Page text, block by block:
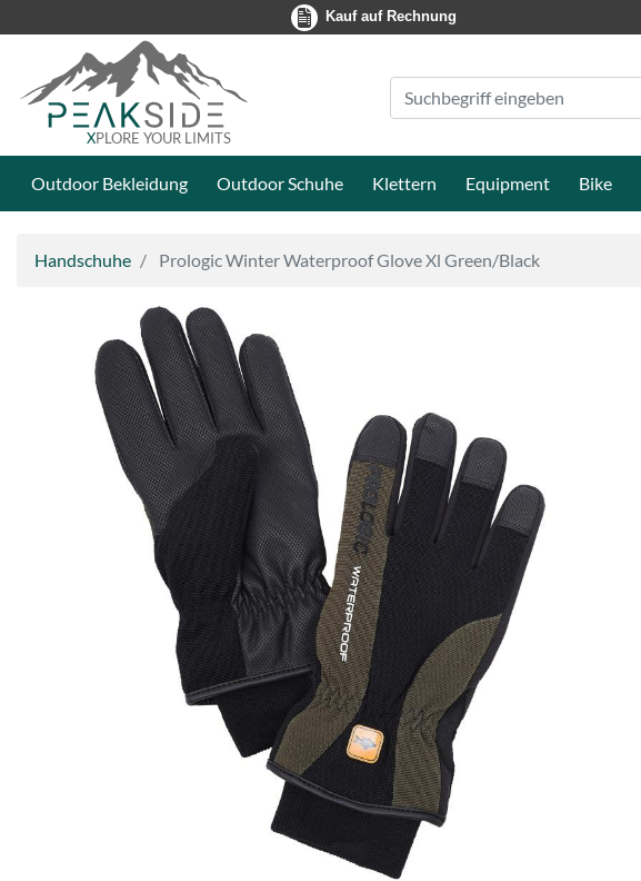
Kauf auf Rechnung
XPLORE YOUR LIMITS
Suche
Eingabefeld
Outdoor Bekleidung Outdoor Schuhe Klettern Equipment Bike
Handschuhe Prologic Winter Waterproof Glove Xl Green/Black